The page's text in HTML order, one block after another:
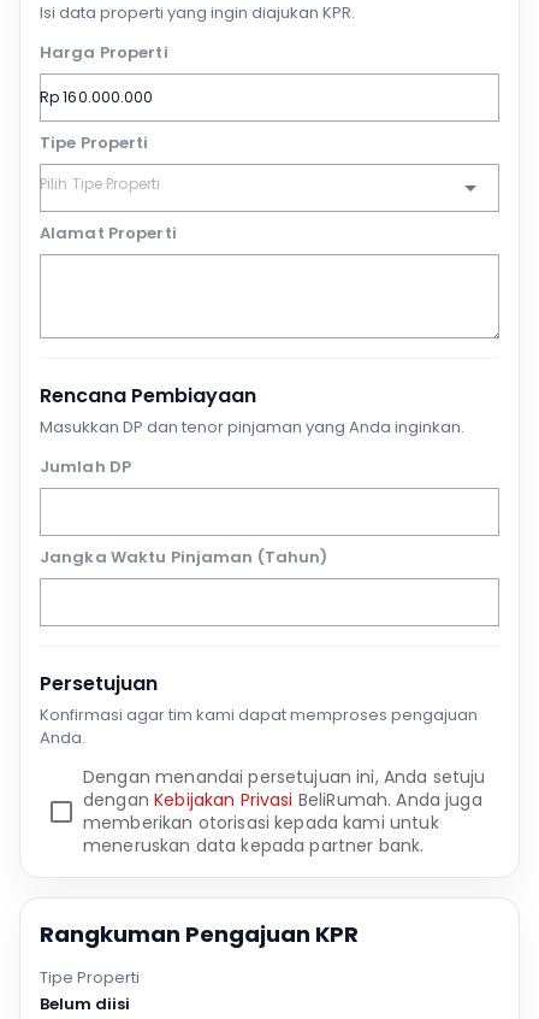
Isi data properti yang ingin diajukan KPR.
Harga Properti
Tipe Properti
Alamat Properti
Rencana Pembiayaan
Masukkan DP dan tenor pinjaman yang Anda inginkan.
Jumlah DP
Jangka Waktu Pinjaman (Tahun)
Persetujuan
Konfirmasi agar tim kami dapat memproses pengajuan
Anda.
Dengan menandai persetujuan ini, Anda setuju
denganKebijakan Privasi BeliRumah. Anda juga
memberikan otorisasi kepada kami untuk
meneruskan data kepada partner bank.
Rangkuman Pengajuan KPR
Tipe Properti
Belum diisi